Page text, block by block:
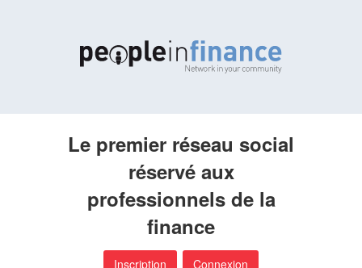
Le premier réseau social
réservé aux
professionnels de la
finance
Inscription Connexion